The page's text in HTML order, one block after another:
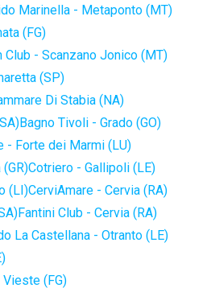
Marinella - Metaponto (MT)
(FG)
Club - Scanzano Jonico (MT)
(SP)
Di Stabia (NA)
Bagno Tivoli - Grado (GO)
- Forte dei Marmi (LU)
Cotriero - Gallipoli (LE)
(LI)CerviAmare - Cervia (RA)
Fantini Club - Cervia (RA)
La Castellana - Otranto (LE)
Vieste (FG)